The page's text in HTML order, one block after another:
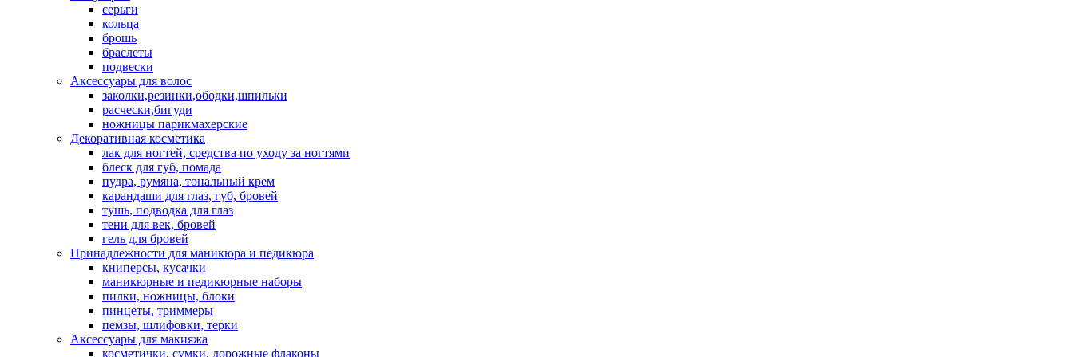
серьги
кольца
брошь
браслеты
подвески
Аксессуары для волос
заколки,резинки,ободки,шпильки
расчески,бигуди
ножницы парикмахерские
Декоративная косметика
лак для ногтей, средства по уходу за ногтями
блеск для губ, помада
пудра, румяна, тональный крем
карандаши для глаз, губ, бровей
тушь, подводка для глаз
тени для век, бровей
гель для бровей
Принадлежности для маникюра и педикюра
книперсы, кусачки
маникюрные и педикюрные наборы
пилки, ножницы, блоки
пинцеты, триммеры
пемзы, шлифовки, терки
Аксессуары для макияжа
косметички, сумки, дорожные флаконы